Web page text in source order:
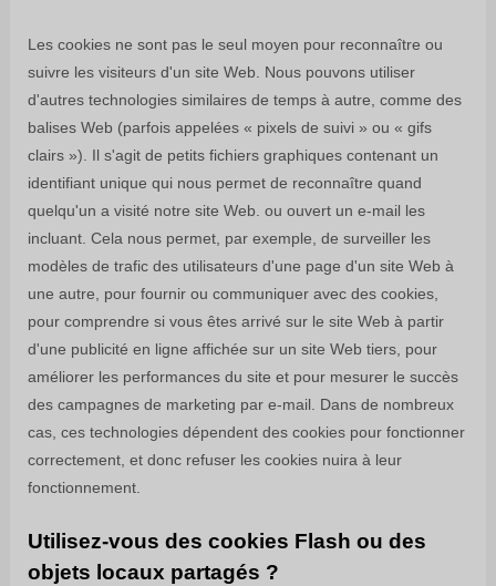
Les cookies ne sont pas le seul moyen pour reconnaître ou
suivre les visiteurs d'un site Web. Nous pouvons utiliser
d'autres technologies similaires de temps à autre, comme des
balises Web (parfois appelées « pixels de suivi » ou « gifs
clairs »). Il s'agit de petits fichiers graphiques contenant un
identifiant unique qui nous permet de reconnaître quand
quelqu'un a visité notre site Web. ou ouvert un e-mail les
incluant . Cela nous permet, par exemple, de surveiller les
modèles de trafic des utilisateurs d'une page d'un site Web à
une autre, pour fournir ou communiquer avec des cookies,
pour comprendre si vous êtes arrivé sur le site Web à partir
d'une publicité en ligne affichée sur un site Web tiers, pour
améliorer les performances du site et pour mesurer le succès
des campagnes de marketing par e-mail. Dans de nombreux
cas, ces technologies dépendent des cookies pour fonctionner
correctement, et donc refuser les cookies nuira à leur
fonctionnement.
Utilisez-vous des cookies Flash ou des
objets locaux partagés ?